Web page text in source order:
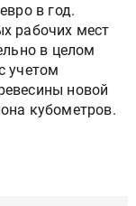
в год.
рабочих мест
в целом
учетом
новой
кубометров.